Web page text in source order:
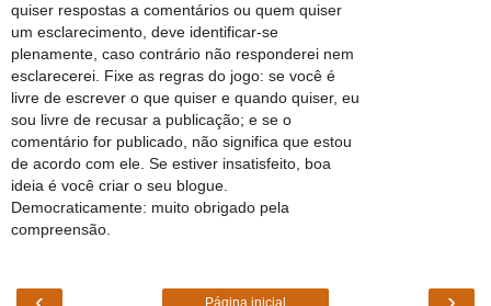
quiser respostas a comentários ou quem quiser
um esclarecimento, deve identificar-se
plenamente, caso contrário não responderei nem
esclarecerei. Fixe as regras do jogo: se você é
livre de escrever o que quiser e quando quiser, eu
sou livre de recusar a publicação; e se o
comentário for publicado, não significa que estou
de acordo com ele. Se estiver insatisfeito, boa
ideia é você criar o seu blogue.
Democraticamente: muito obrigado pela
compreensão.
Página inicial